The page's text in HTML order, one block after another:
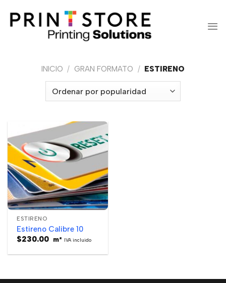
contenido
INICIO / GRAN FORMATO / ESTIRENO
ESTIRENO
Estireno Calibre 10
$230.00 m² IVA incluido